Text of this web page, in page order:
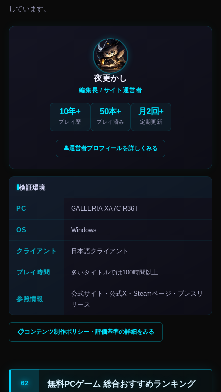
しています。
夜更かし
編集長 / サイト運営者
10年+
プレイ歴
50本+
プレイ済み
月2回+
定期更新
運営者プロフィールを詳しくみる
検証環境
PC GALLERIA XA7C-R36T
OS Windows
クライアント 日本語クライアント
プレイ時間 多いタイトルでは100時間以上
参照情報
公式サイト・公式X・Steamページ・プレスリ
リース
コンテンツ制作ポリシー・評価基準の詳細をみる
無料PCゲーム 総合おすすめランキング